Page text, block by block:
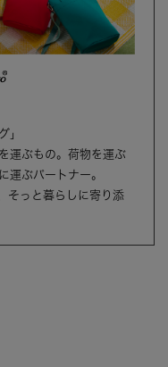
」
運ぶもの。荷物を運ぶ
運ぶパートナー。
そっと暮らしに寄り添